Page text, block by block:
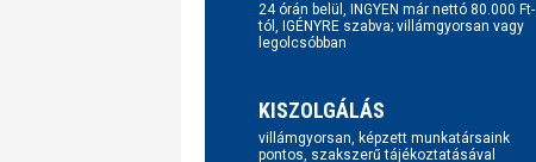
24 órán belül, INGYEN már nettó 80.000 Ft-
tól, IGÉNYRE szabva; villámgyorsan vagy
legolcsóbban
KISZOLGÁLÁS
villámgyorsan, képzett munkatársaink
pontos, szakszerű tájékoztatásával